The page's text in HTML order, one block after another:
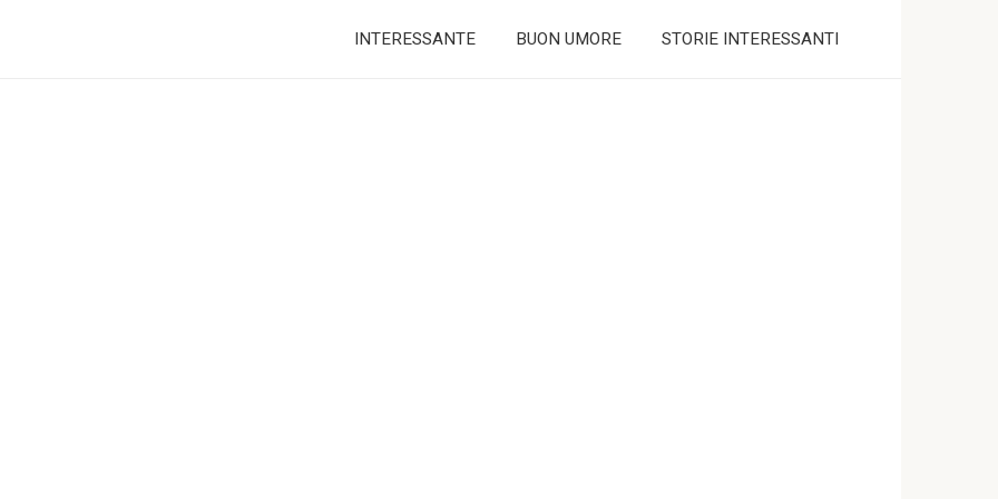
INTERESSANTE BUON UMORE STORIE INTERESSANTI